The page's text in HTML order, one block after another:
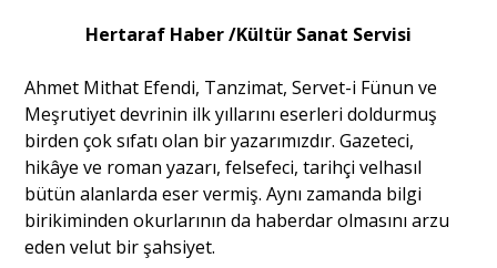
Yazı Dizisi
Portre
Yazarlar
Hertaraf Haber /Kültür Sanat Servisi
Ahmet Mithat Efendi, Tanzimat, Servet-i Fünun ve
Meşrutiyet devrinin ilk yıllarını eserleri doldurmuş
birden çok sıfatı olan bir yazarımızdır. Gazeteci,
hikâye ve roman yazarı, felsefeci, tarihçi velhasıl
bütün alanlarda eser vermiş. Aynı zamanda bilgi
birikiminden okurlarının da haberdar olmasını arzu
eden velut bir şahsiyet.